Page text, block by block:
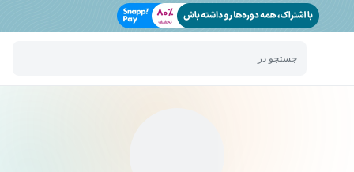
جستجو در